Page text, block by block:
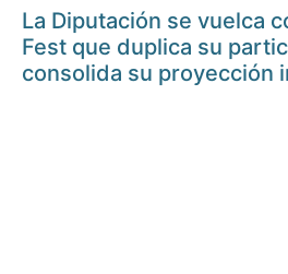
La Diputación se vuelca
Fest que duplica su
consolida su proyección